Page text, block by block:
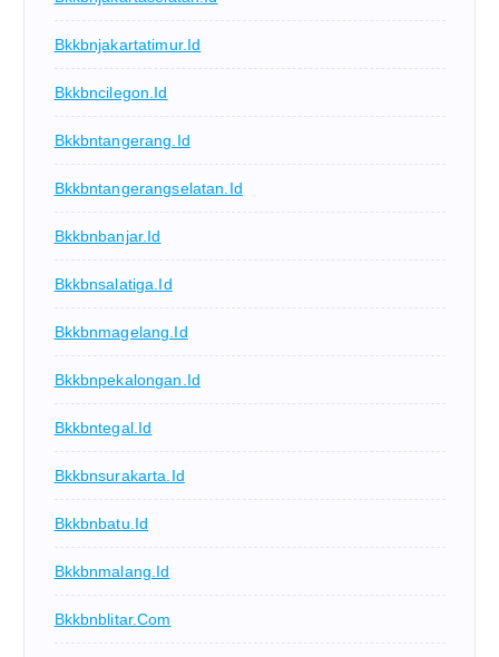
Bkkbnjakartatimur.id
Bkkbncilegon.id
Bkkbntangerang.id
Bkkbntangerangselatan.id
Bkkbnbanjar.id
Bkkbnsalatiga.id
Bkkbnmagelang.id
Bkkbnpekalongan.id
Bkkbntegal.id
Bkkbnsurakarta.id
Bkkbnbatu.id
Bkkbnmalang.id
Bkkbnblitar.com